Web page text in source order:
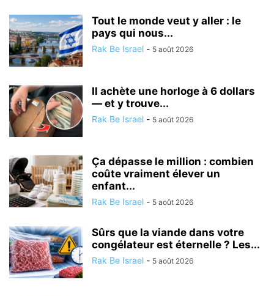
Tout le monde veut y aller : le
pays qui nous...
Rak Be Israel - 5 août 2026
Il achète une horloge à 6 dollars
— et y trouve...
Rak Be Israel - 5 août 2026
Ça dépasse le million : combien
coûte vraiment élever un
enfant...
Rak Be Israel - 5 août 2026
Sûrs que la viande dans votre
congélateur est éternelle ? Les...
Rak Be Israel - 5 août 2026